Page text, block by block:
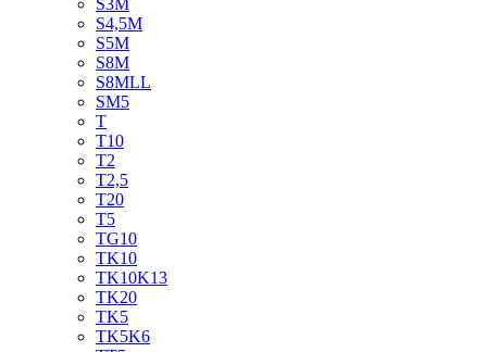
S3M
S4,5M
S5M
S8M
S8MLL
SM5
T
T10
T2
T2,5
T20
T5
TG10
TK10
TK10K13
TK20
TK5
TK5K6